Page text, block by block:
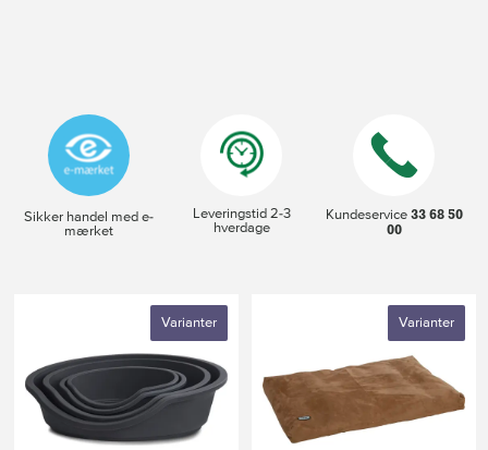
Sikker handel med e-
mærket
Leveringstid 2-3
hverdage
Kundeservice33 68 50
00
Varianter Varianter